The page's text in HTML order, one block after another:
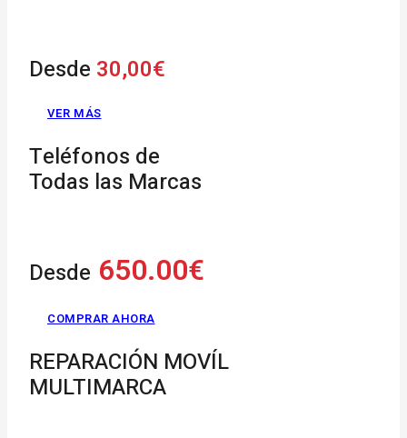
Desde 30,00€
VER MÁS
Teléfonos de
Todas las Marcas
Desde 650.00€
COMPRAR AHORA
REPARACIÓN MOVÍL
MULTIMARCA